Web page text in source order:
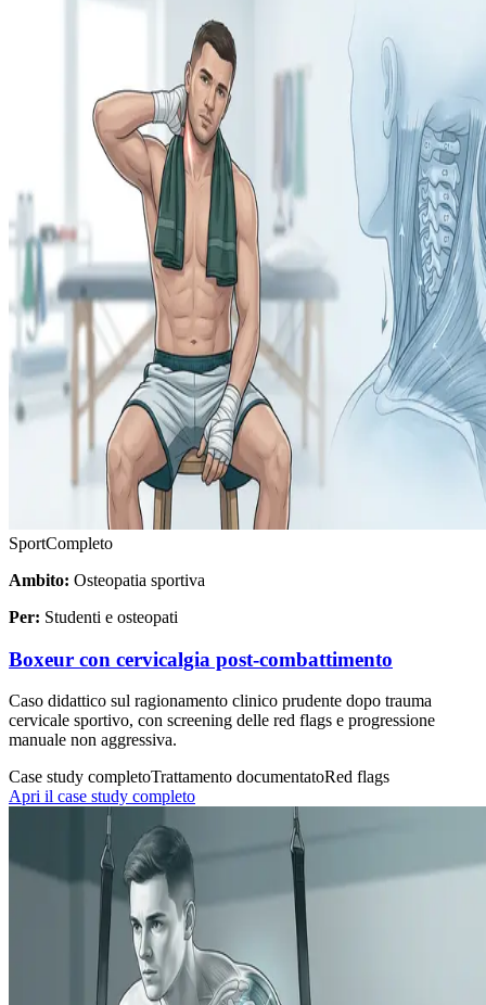
SportCompleto
Ambito: Osteopatia sportiva
Per: Studenti e osteopati
Boxeur con cervicalgia post-combattimento
Caso didattico sul ragionamento clinico prudente dopo trauma
cervicale sportivo, con screening delle red flags e progressione
manuale non aggressiva.
Case study completoTrattamento documentatoRed flags
Apri il case study completo